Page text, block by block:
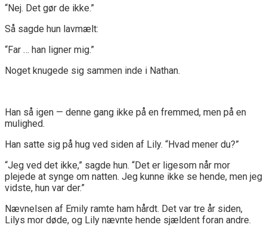
“Nej. Det gør de ikke.”
Så sagde hun lavmælt:
“Far … han ligner mig.”
Noget knugede sig sammen inde i Nathan.
Han så igen — denne gang ikke på en fremmed, men på en
mulighed.
Han satte sig på hug ved siden af Lily. “Hvad mener du?”
“Jeg ved det ikke,” sagde hun. “Det er ligesom når mor
plejede at synge om natten. Jeg kunne ikke se hende, men jeg
vidste, hun var der.”
Nævnelsen af Emily ramte ham hårdt. Det var tre år siden,
Lilys mor døde, og Lily nævnte hende sjældent foran andre.